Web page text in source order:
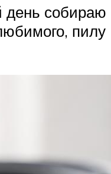
день собираю
пилу